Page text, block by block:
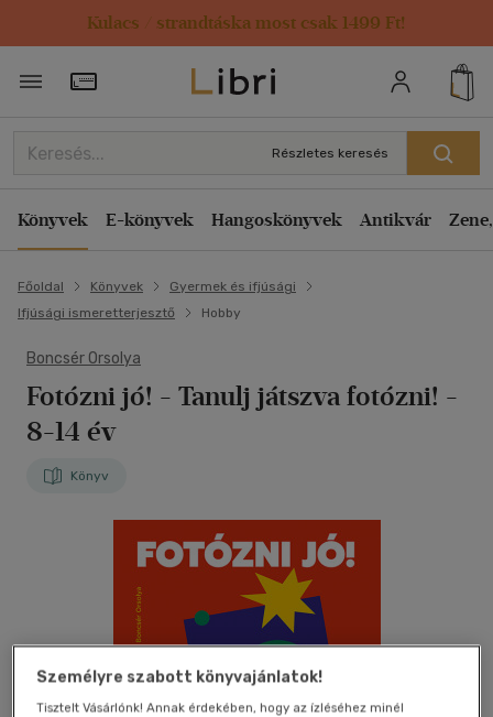
Kulacs / strandtáska most csak 1499 Ft!
Törzsvásárlói Kártya adatai
Részletes keresés
Könyvek E-könyvek Hangoskönyvek Antikvár
Főoldal Könyvek
Gyermek és ifjúsági
Ifjúsági ismeretterjesztő
Hobby
Boncsér Orsolya
Fotózni jó! - Tanulj játszva fotózni! -
8-14 év
Könyv
Személyre szabott könyvajánlatok!
Tisztelt Vásárlónk! Annak érdekében, hogy az ízléséhez minél